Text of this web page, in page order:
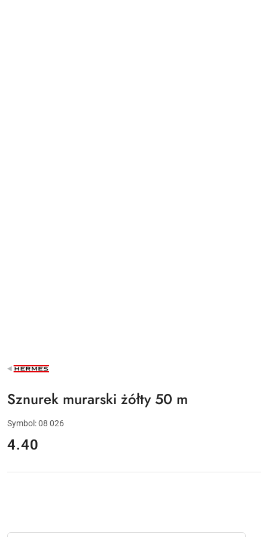
NAZWA
PRODUCENTA:
Sznurek murarski żółty 50 m
Symbol:08 026
cena:
4.40